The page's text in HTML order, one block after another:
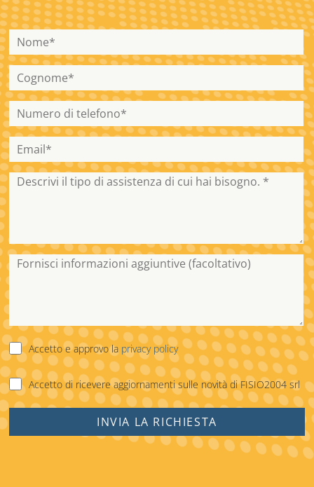
Accetto e approvo la privacy policy
Accetto di ricevere aggiornamenti sulle novità di FISIO2004 srl